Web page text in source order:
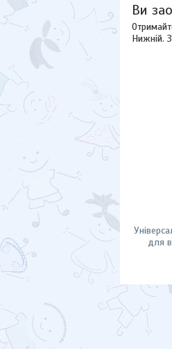
Ви
Нижній.
для